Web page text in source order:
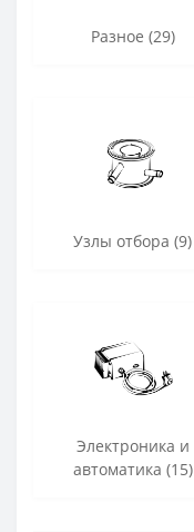
Разное (29)
Узлы отбора (9)
Электроника и
автоматика (15)